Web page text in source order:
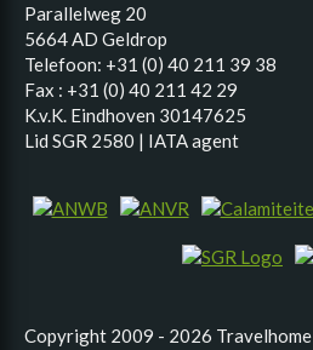
Parallelweg 20
5664 AD Geldrop
Telefoon: +31 (0) 40 211 39 38
Fax : +31 (0) 40 211 42 29
K.v.K. Eindhoven 30147625
Lid SGR 2580 | IATA agent
Copyright 2009 - 2026 Travelhome